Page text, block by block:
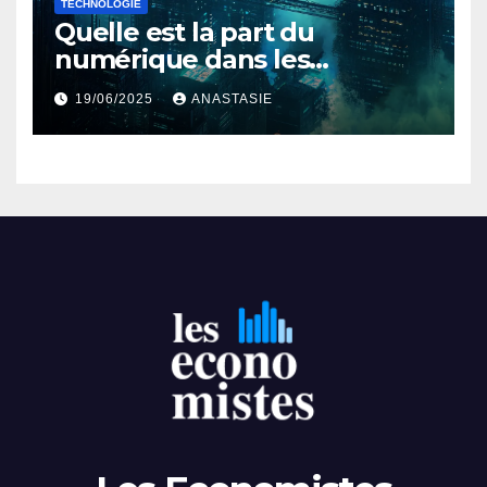
TECHNOLOGIE
Quelle est la part du
numérique dans les
émissions mondiales de gaz
à effet de serre ?
19/06/2025 ANASTASIE